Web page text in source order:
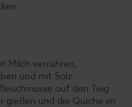
Milch verrühren,
und mit Salz
auf den Teig
gießen und die Quiche im